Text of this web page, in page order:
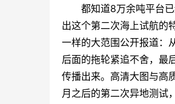
都知道8万余吨平台
出这个第二次海上试航的
一样的大范围公开报道：
后面的拖轮紧追不舍，最
传播出来。高清大图与高
月之后的第二次异地测试